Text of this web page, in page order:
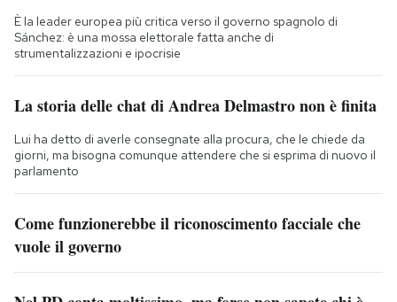
È la leader europea più critica verso il governo spagnolo di
Sánchez: è una mossa elettorale fatta anche di
strumentalizzazioni e ipocrisie
La storia delle chat di Andrea Delmastro non è finita
Lui ha detto di averle consegnate alla procura, che le chiede da
giorni, ma bisogna comunque attendere che si esprima di nuovo il
parlamento
Come funzionerebbe il riconoscimento facciale che
vuole il governo